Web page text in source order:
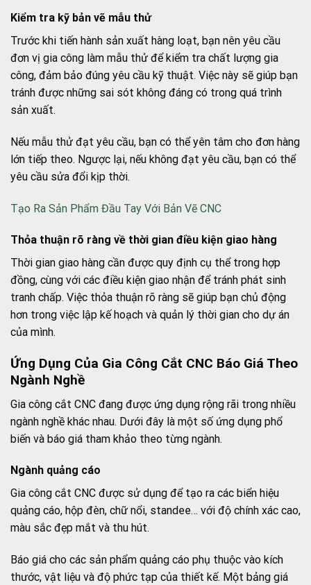
Kiểm tra kỹ bản vẽ mẫu thử
Trước khi tiến hành sản xuất hàng loạt, bạn nên yêu cầu
đơn vị gia công làm mẫu thử để kiểm tra chất lượng gia
công, đảm bảo đúng yêu cầu kỹ thuật. Việc này sẽ giúp bạn
tránh được những sai sót không đáng có trong quá trình
sản xuất.
Nếu mẫu thử đạt yêu cầu, bạn có thể yên tâm cho đơn hàng
lớn tiếp theo. Ngược lại, nếu không đạt yêu cầu, bạn có thể
yêu cầu sửa đổi kịp thời.
Tạo Ra Sản Phẩm Đầu Tay Với Bản Vẽ CNC
Thỏa thuận rõ ràng về thời gian điều kiện giao hàng
Thời gian giao hàng cần được quy định cụ thể trong hợp
đồng, cùng với các điều kiện giao nhận để tránh phát sinh
tranh chấp. Việc thỏa thuận rõ ràng sẽ giúp bạn chủ động
hơn trong việc lập kế hoạch và quản lý thời gian cho dự án
của mình.
Ứng Dụng Của Gia Công Cắt CNC Báo Giá Theo
Ngành Nghề
Gia công cắt CNC đang được ứng dụng rộng rãi trong nhiều
ngành nghề khác nhau. Dưới đây là một số ứng dụng phổ
biến và báo giá tham khảo theo từng ngành.
Ngành quảng cáo
Gia công cắt CNC được sử dụng để tạo ra các biển hiệu
quảng cáo, hộp đèn, chữ nổi, standee… với độ chính xác cao,
màu sắc đẹp mắt và thu hút.
Báo giá cho các sản phẩm quảng cáo phụ thuộc vào kích
thước, vật liệu và độ phức tạp của thiết kế. Một bảng giá